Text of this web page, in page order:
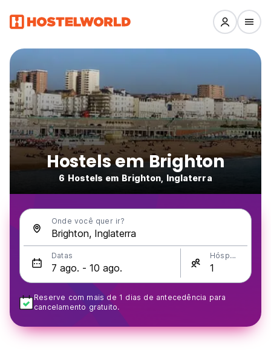
Hostels em Brighton
6 Hostels em Brighton, Inglaterra
Onde você quer ir?
Datas Hóspedes
Reserve com mais de 1 dias de antecedência para
cancelamento gratuito.